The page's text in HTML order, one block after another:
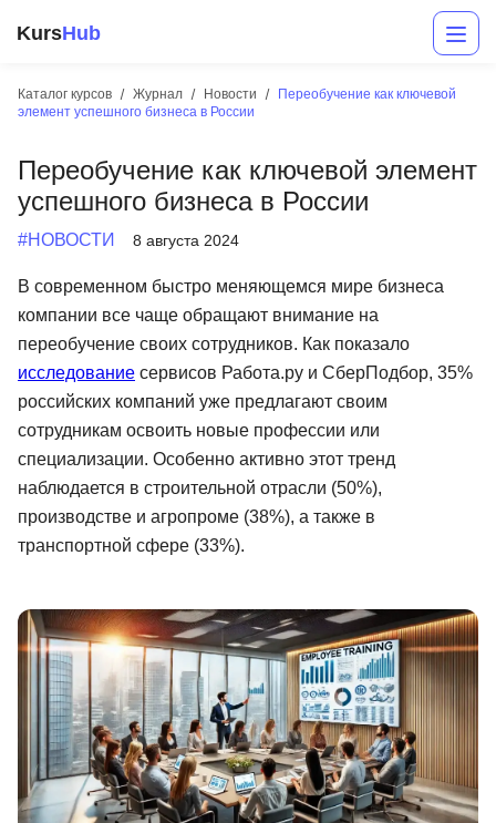
KursHub
Каталог курсов Журнал Новости
Переобучение как ключевой
элемент успешного бизнеса в России
Переобучение как ключевой элемент
успешного бизнеса в России
#НОВОСТИ 8 августа 2024
В современном быстро меняющемся мире бизнеса
компании все чаще обращают внимание на
переобучение своих сотрудников. Как показало
исследование сервисов Работа.ру и СберПодбор, 35%
российских компаний уже предлагают своим
сотрудникам освоить новые профессии или
специализации. Особенно активно этот тренд
наблюдается в строительной отрасли (50%),
производстве и агропроме (38%), а также в
транспортной сфере (33%).
Маркетинг
Дизайн
Аналитика
Менеджмент
Иностранные языки
ДПО
Детям
Акции и промокоды
Рейтинг онлайн-школ